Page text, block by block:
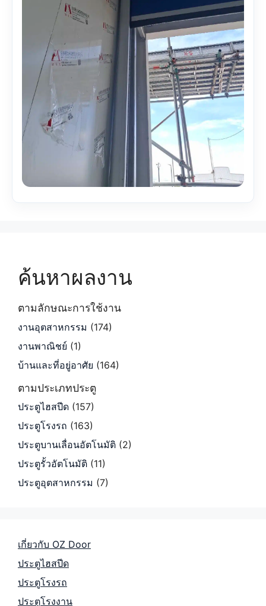
ค้นหาผลงาน
ตามลักษณะการใช้งาน
งานอุตสาหกรรม (174)
งานพาณิชย์ (1)
บ้านและที่อยู่อาศัย (164)
ตามประเภทประตู
ประตูไฮสปีด (157)
ประตูโรงรถ (163)
ประตูบานเลื่อนอัตโนมัติ (2)
ประตูรั้วอัตโนมัติ (11)
ประตูอุตสาหกรรม (7)
เกี่ยวกับ OZ Door
ประตูไฮสปีด
ประตูโรงรถ
ประตูโรงงาน